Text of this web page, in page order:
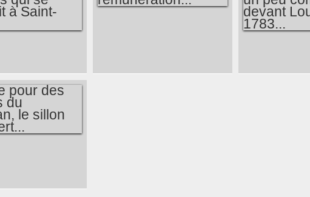
CHRIST)
PONTIVY
QUI SE
À
RÉMUNÉRATION...
DU